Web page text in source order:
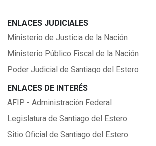
ENLACES JUDICIALES
Ministerio de Justicia de la Nación
Ministerio Público Fiscal de la Nación
Poder Judicial de Santiago del Estero
ENLACES DE INTERÉS
AFIP - Administración Federal
Legislatura de Santiago del Estero
Sitio Oficial de Santiago del Estero